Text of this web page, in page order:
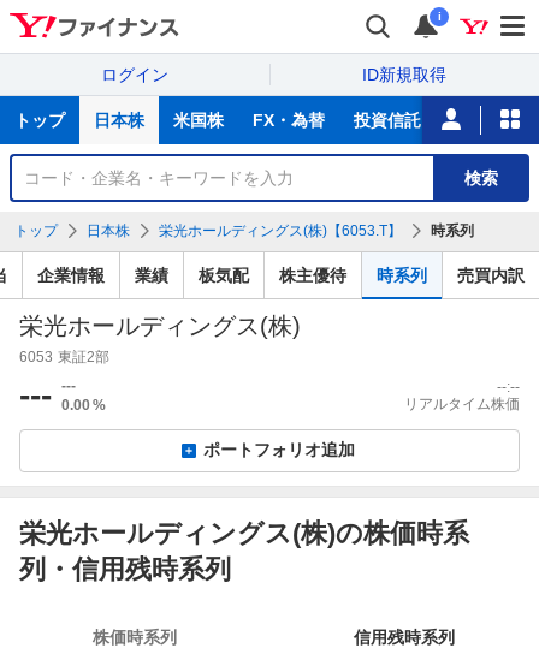
i
ログイン ID新規取得
サ
トップ 日本株 米国株 FX・為替 投資信託 ニュース
銘
検
検索
トップ 日本株 栄光ホールディングス(株)【6053.T】 時系列
企業情報 業績 板気配 株主優待 時系列 売買内訳
栄光ホールディングス(株)
6053 東証2部
--- ---
0.00%
--:--
リアルタイム株価
ポートフォリオ追加
栄光ホールディングス(株)の株価時系
列・信用残時系列
信
株価時系列 信用残時系列